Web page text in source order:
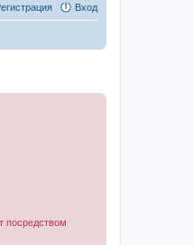
Вход
посредством